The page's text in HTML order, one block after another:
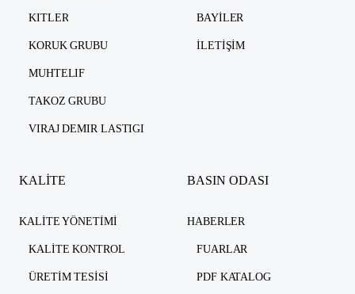
KITLER
KORUK GRUBU
MUHTELIF
TAKOZ GRUBU
VIRAJ DEMIR LASTIGI
BAYILER
İLETIŞIM
KALİTE
KALITE YÖNETIMI
KALITE KONTROL
ÜRETIM TESISI
BASIN ODASI
HABERLER
FUARLAR
PDF KATALOG